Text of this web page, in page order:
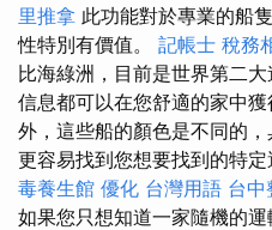
里推拿 此功能對於專業的船
性特別有價值。 記帳士 稅務
比海綠洲，目前是世界第二
信息都可以在您舒適的家中獲
外，這些船的顏色是不同的
更容易找到您想要找到的特定
毒養生館 優化 台灣用語 台中
如果您只想知道一家隨機的